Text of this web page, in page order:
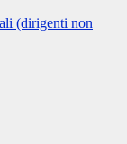
(dirigenti non